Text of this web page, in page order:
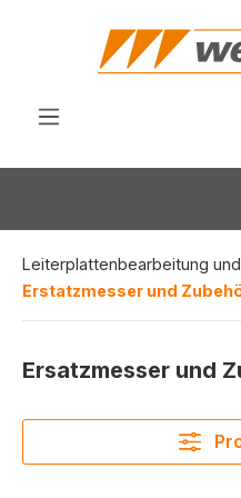
springen
Leiterplattenbearbeitung
Erstatzmesser und
Ersatzmesser und